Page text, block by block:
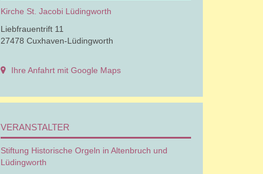
Kirche St. Jacobi Lüdingworth
Liebfrauentrift 11
27478 Cuxhaven-Lüdingworth
Ihre Anfahrt mit Google Maps
VERANSTALTER
Stiftung Historische Orgeln in Altenbruch und
Lüdingworth